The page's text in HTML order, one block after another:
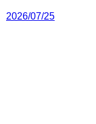
2026/07/25